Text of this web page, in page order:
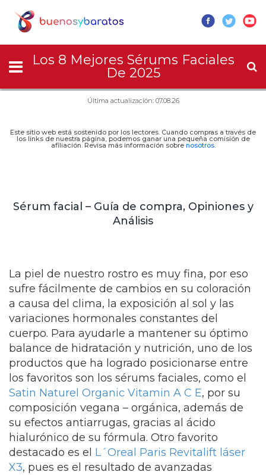
Los 8 Mejores Sérums Faciales
De 2025
Última actualización: 07.08.26
Este sitio web está sostenido por los lectores. Cuando compras a través de
los links de nuestra página, podemos ganar una pequeña comisión de
afiliación. Revisa más información sobre nosotros.
Sérum facial – Guía de compra, Opiniones y
Análisis
La piel de nuestro rostro es muy fina, por eso
sufre fácilmente de cambios en su coloración
a causa del clima, la exposición al sol y las
variaciones hormonales constantes del
cuerpo. Para ayudarle a mantener su óptimo
balance de hidratación y nutrición, uno de los
productos que ha logrado posicionarse entre
los favoritos son los sérums faciales, como el
Satin Naturel Organic Vitamin A C E, por su
composición vegana – orgánica, además de
su efectos antiarrugas, gracias al ácido
hialurónico de su fórmula. Otro favorito
destacado es el L´Oreal Paris Revitalift láser
X3, pues es el resultado de avanzadas